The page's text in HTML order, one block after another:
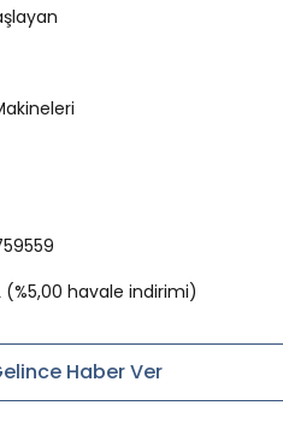
(%5,00 havale indirimi)
Haber Ver